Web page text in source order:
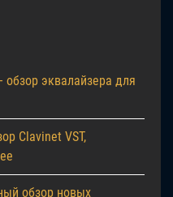
обзор эквалайзера для
Clavinet VST,
обзор новых